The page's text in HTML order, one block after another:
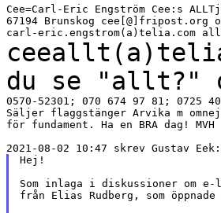
Cee=Carl-Eric Engström Cee:s
67194 Brunskog cee[@]fripost.org
du se "allt?"
0570-52301; 070 674 97 81; 0725
Säljer flaggstänger Arvika m
för fundament. Ha en BRA dag! MVH
Hej!
Som inlaga i diskussioner om
från Elias Rudberg, som